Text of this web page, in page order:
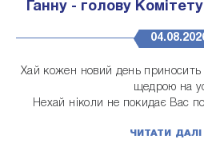
Ганну - голову
діяльності,
Shchennikova &
Хай кожен новий день
щедрою на
Нехай ніколи не покидає Вас
задумів і
ЧИТАТИ ДАЛІ